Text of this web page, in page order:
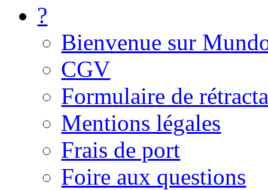
?
Bienvenue sur
CGV
Formulaire de
Mentions légales
Frais de port
Foire aux questions